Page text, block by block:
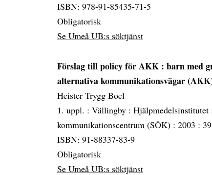
ISBN: 978-91-85435-71-5
Obligatorisk
Se Umeå UB:s söktjänst
Förslag till policy för AKK : barn med
alternativa kommunikationsvägar
Heister Trygg Boel
1. uppl. : Vällingby : Hjälpmedelsinstitutet
kommunikationscentrum (SÖK) : 2003 :
ISBN: 91-88337-83-9
Obligatorisk
Se Umeå UB:s söktjänst